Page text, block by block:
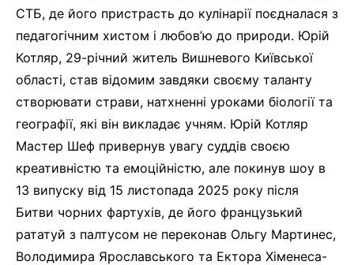
СТБ, де його пристрасть до кулінарії поєдналася з
педагогічним хистом і любов’ю до природи. Юрій
Котляр, 29-річний житель Вишневого Київської
області, став відомим завдяки своєму таланту
створювати страви, натхненні уроками біології та
географії, які він викладає учням. Юрій Котляр
Мастер Шеф привернув увагу суддів своєю
креативністю та емоційністю, але покинув шоу в
13 випуску від 15 листопада 2025 року після
Битви чорних фартухів, де його французький
рататуй з палтусом не переконав Ольгу Мартинес,
Володимира Ярославського та Ектора Хіменеса-